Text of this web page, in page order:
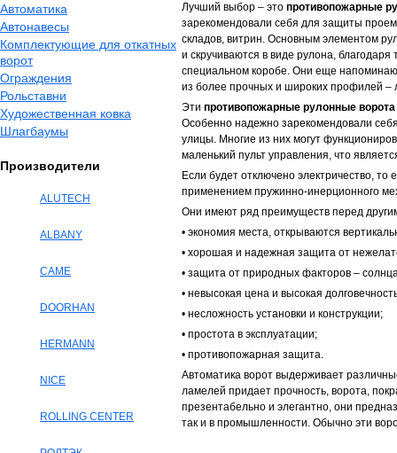
Автоматика
Автонавесы
Комплектующие для откатных
ворот
Ограждения
Рольставни
Художественная ковка
Шлагбаумы
Производители
ALUTECH
ALBANY
CAME
DOORHAN
HERMANN
NICE
ROLLING CENTER
Лучший выбор – это противопожарные
зарекомендовали себя для защиты
складов, витрин. Основным элементом
и скручиваются в виде рулона,
специальном коробе. Они еще
из более прочных и широких профилей –
Эти противопожарные рулонные ворота
Особенно надежно зарекомендовали
улицы. Многие из них могут
маленький пульт управления, что
Если будет отключено электричество, то
применением пружинно-инерционного
Они имеют ряд преимуществ перед
• экономия места, открываются
• хорошая и надежная защита от
• защита от природных факторов –
• невысокая цена и высокая
• несложность установки и конструкции;
• простота в эксплуатации;
• противопожарная защита.
Автоматика ворот выдерживает
ламелей придает прочность, ворота,
презентабельно и элегантно, они
так и в промышленности. Обычно эти